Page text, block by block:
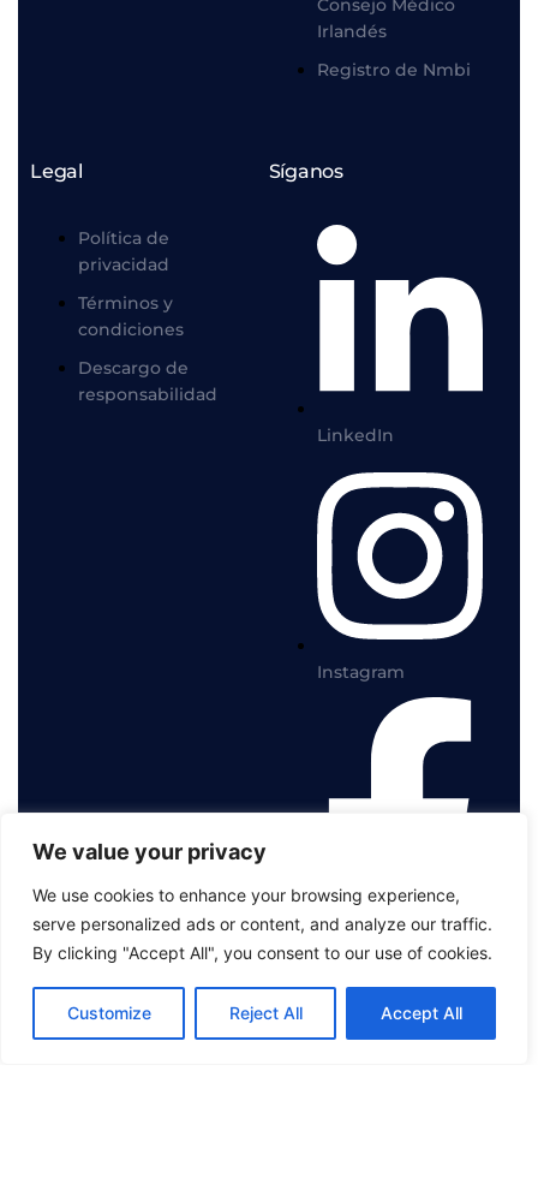
We value your privacy
We use cookies to enhance your browsing experience,
serve personalized ads or content, and analyze our traffic.
By clicking "Accept All", you consent to our use of cookies.
Customize Reject All Accept All
Consejo Médico
Irlandés
Registro de Nmbi
Legal
Política de
privacidad
Términos y
condiciones
Descargo de
responsabilidad
Síganos
LinkedIn
Instagram
Facebook